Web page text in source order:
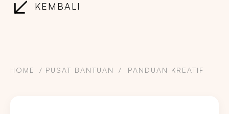
KEMBALI
HOME PUSAT BANTUAN PANDUAN KREATIF